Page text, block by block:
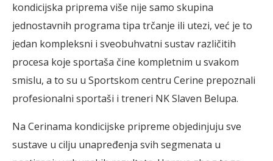
kondicijska priprema više nije samo skupina
jednostavnih programa tipa trčanje ili utezi, već je to
jedan kompleksni i sveobuhvatni sustav različitih
procesa koje sportaša čine kompletnim u svakom
smislu, a to su u Sportskom centru Cerine prepoznali
profesionalni sportaši i treneri NK Slaven Belupa.
Na Cerinama kondicijske pripreme objedinjuju sve
sustave u cilju unapređenja svih segmenata u